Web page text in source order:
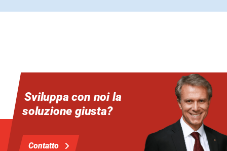
Sviluppa con noi la
soluzione giusta?
Contatto